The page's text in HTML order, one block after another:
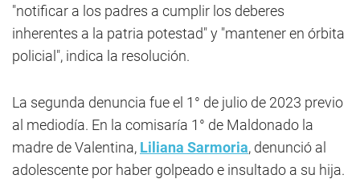
"notificar a los padres a cumplir los deberes
inherentes a la patria potestad" y "mantener en órbita
policial", indica la resolución.
La segunda denuncia fue el 1° de julio de 2023 previo
al mediodía. En la comisaría 1° de Maldonado la
madre de Valentina, Liliana Sarmoria, denunció al
adolescente por haber golpeado e insultado a su hija.